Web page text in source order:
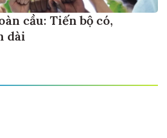
cầu: Tiến bộ có,
dài